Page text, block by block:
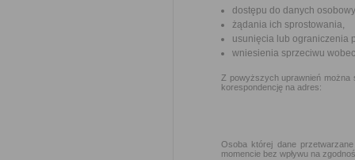
dostępu do danych
żądania ich sprostowania,
usunięcia lub ograniczenia
wniesienia sprzeciwu
Z powyższych uprawnień można
korespondencję na adres:
Osoba której dane
momencie bez wpływu na